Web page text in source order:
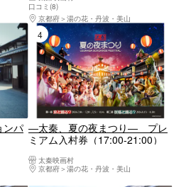
口コミ(8)
京都府
湯の花・丹波・美山
パ
4位
―太秦、夏の夜まつり― プレ
ミアム入村券（17:00-21:00）
太秦映画村
京都府
湯の花・丹波・美山